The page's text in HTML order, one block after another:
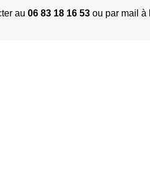
au 06 83 18 16 53 ou par mail à